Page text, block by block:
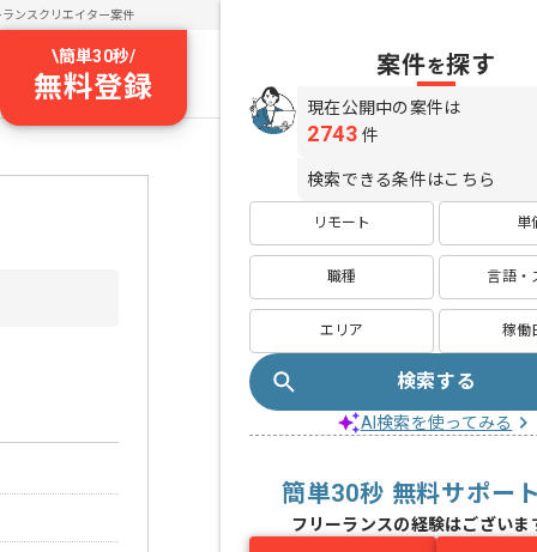
ランスクリエイター案件
\簡単30秒/
無料登録
案件を探す
現在公開中の案件は
2743 件
検索できる条件はこちら
リモート 単
職種 言語・
エリア 稼働
検索する
AI検索を使ってみる
簡単30秒 無料サポー
フリーランスの経験はございま